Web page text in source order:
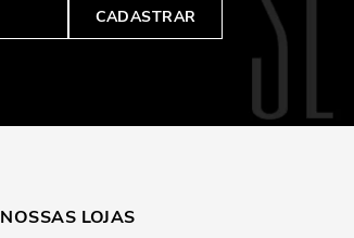
CADASTRAR
NOSSAS LOJAS